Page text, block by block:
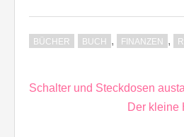
BÜCHER BUCH , FINANZEN ,
Beitragsnavigation
Schalter und Steckdosen
Der kleine